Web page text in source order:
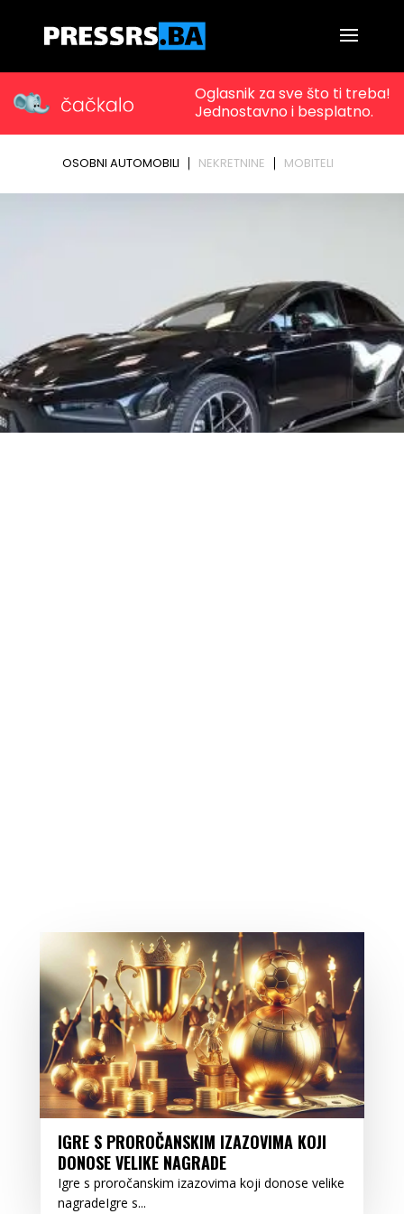
IGRE S PROROČANSKIM IZAZOVIMA KOJI
DONOSE VELIKE NAGRADE
Igre s proročanskim izazovima koji donose velike
nagradeIgre s...